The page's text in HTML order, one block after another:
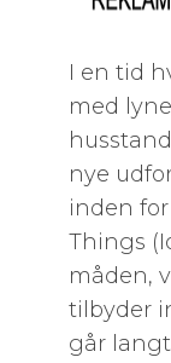
I en tid
med
nye
inden
Things
måden,
tilbyder
går